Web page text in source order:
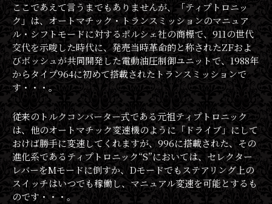
ここであえて言うまでもありませんが、「ティプトロニッ
ク」は、オートマチック・トランスミッションのマニュア
ル・シフトモードに対するポルシェ社の商標で、911の世代
交代を示唆した時代に、発売当時革命的と称されたZFおよ
びボッシュが共同開発した電動油圧制御ユニットで、1988年
からタイプ964に初めて搭載されたトランスミッションで
す・・・。
従来のトルクコンバーター式である元祖ティプトロニック
は、他のオートマチック変速機のように「ドライブ」にして
おけば勝手に変速してくれますが、996に搭載された、その
進化系であるティプトロニック“S”においては、セレクター
レバーをMモードに倒すか、Dモードでもステアリング上の
スイッチはいつでも稼働し、マニュアル変速を可能とするも
のです・・・。